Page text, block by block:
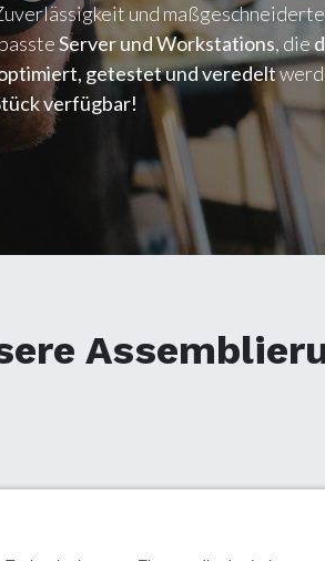
und
Server und Workstations, die
getestet und veredelt
verfügbar!